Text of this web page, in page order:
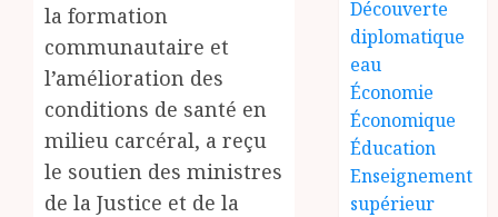
la formation
communautaire et
l’amélioration des
conditions de santé en
milieu carcéral, a reçu
le soutien des ministres
de la Justice et de la
Découverte
diplomatique
eau
Économie
Économique
Éducation
Enseignement
supérieur